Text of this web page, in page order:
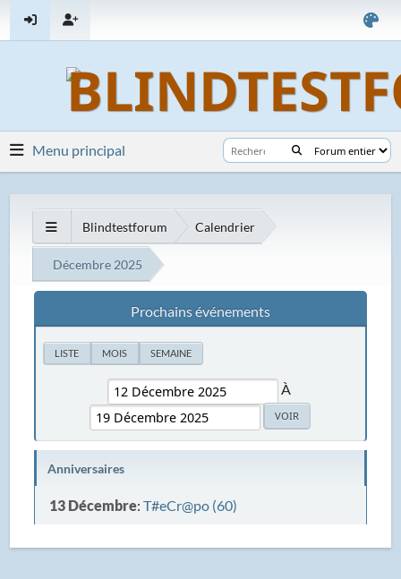
Menu principal
Blindtestforum Calendrier
Décembre 2025
Prochains événements
LISTE MOIS SEMAINE
À
Anniversaires
13 Décembre:T#eCr@po (60)